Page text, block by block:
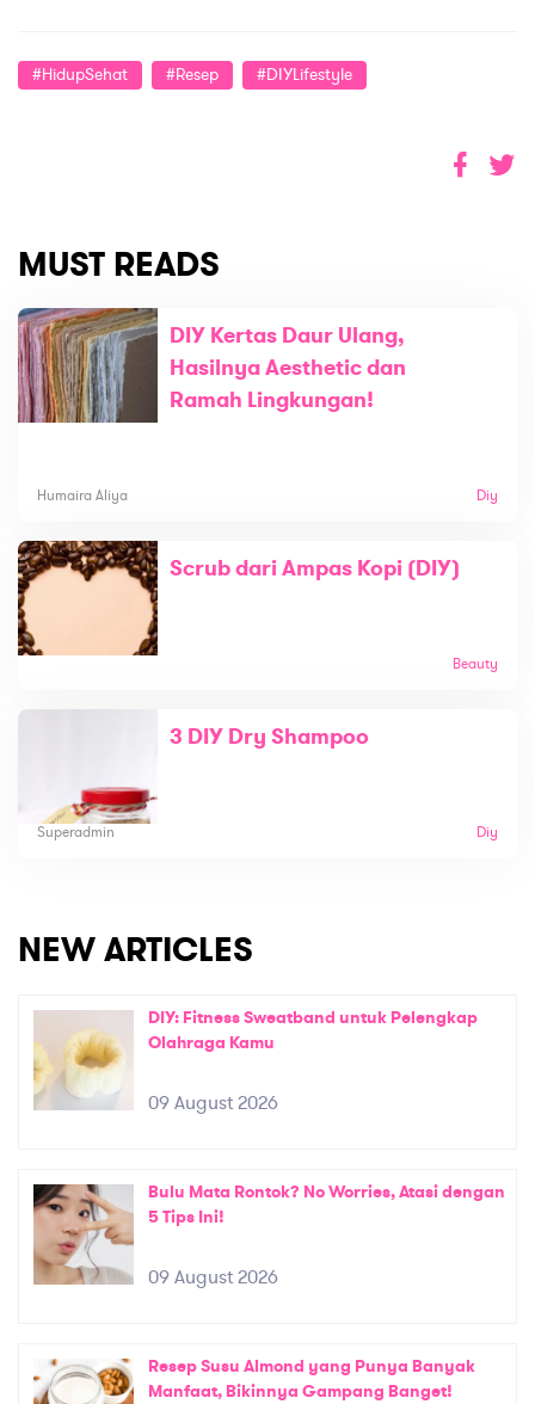
#HidupSehat #Resep #DIYLifestyle
MUST READS
DIY Kertas Daur Ulang,
Hasilnya Aesthetic dan
Ramah Lingkungan!
Humaira Aliya Diy
Scrub dari Ampas Kopi (DIY)
Beauty
3 DIY Dry Shampoo
Superadmin Diy
NEW ARTICLES
DIY: Fitness Sweatband untuk Pelengkap
Olahraga Kamu
09 August 2026
Bulu Mata Rontok? No Worries, Atasi dengan
5 Tips Ini!
09 August 2026
Resep Susu Almond yang Punya Banyak
Manfaat, Bikinnya Gampang Banget!